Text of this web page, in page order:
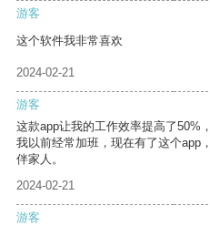
游客
这个软件我非常喜欢
2024-02-21
游客
这款app让我的工作效率提高了50%
我以前经常加班，现在有了这个app
伴家人。
2024-02-21
游客